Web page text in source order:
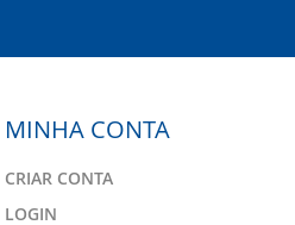
MINHA CONTA
CRIAR CONTA
LOGIN